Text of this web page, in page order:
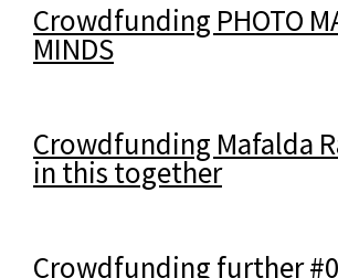
Crowdfunding PHOTO
MINDS
Crowdfunding Mafalda
in this together
Crowdfunding further